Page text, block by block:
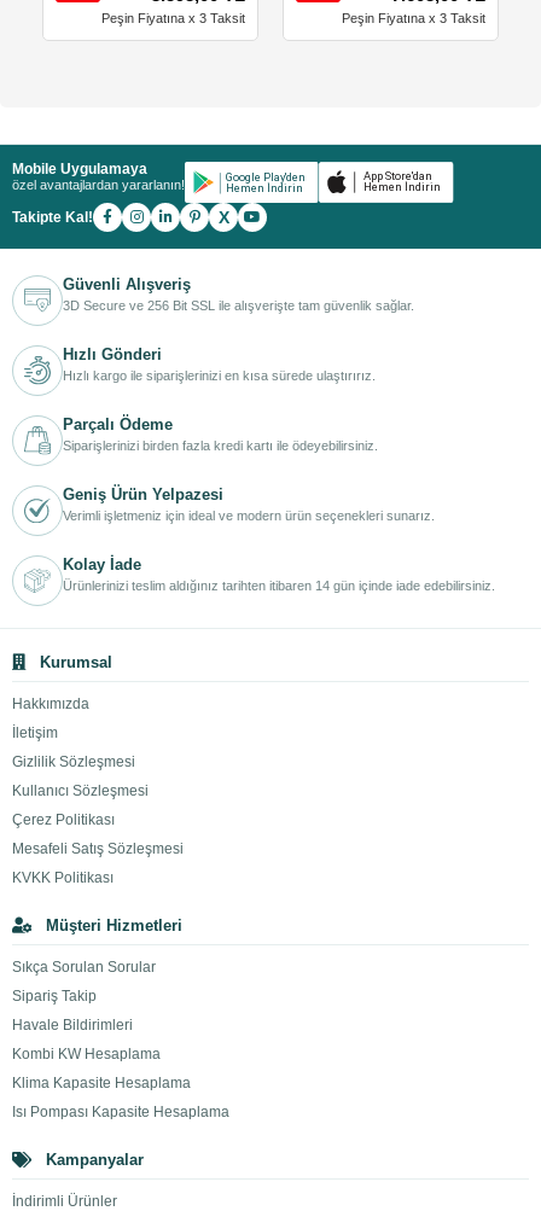
Peşin Fiyatına x 3 Taksit Peşin Fiyatına x 3 Taksit
Mobile Uygulamaya
özel avantajlardan yararlanın!
Takipte Kal! X
Güvenli Alışveriş
3D Secure ve 256 Bit SSL ile alışverişte tam güvenlik sağlar.
Hızlı Gönderi
Hızlı kargo ile siparişlerinizi en kısa sürede ulaştırırız.
Parçalı Ödeme
Siparişlerinizi birden fazla kredi kartı ile ödeyebilirsiniz.
Geniş Ürün Yelpazesi
Verimli işletmeniz için ideal ve modern ürün seçenekleri sunarız.
Kolay İade
Ürünlerinizi teslim aldığınız tarihten itibaren 14 gün içinde iade edebilirsiniz.
Kurumsal
Hakkımızda
İletişim
Gizlilik Sözleşmesi
Kullanıcı Sözleşmesi
Çerez Politikası
Mesafeli Satış Sözleşmesi
KVKK Politikası
Müşteri Hizmetleri
Sıkça Sorulan Sorular
Sipariş Takip
Havale Bildirimleri
Kombi KW Hesaplama
Klima Kapasite Hesaplama
Isı Pompası Kapasite Hesaplama
Kampanyalar
İndirimli Ürünler